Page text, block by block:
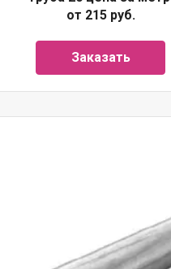
от 215 руб.
Заказать